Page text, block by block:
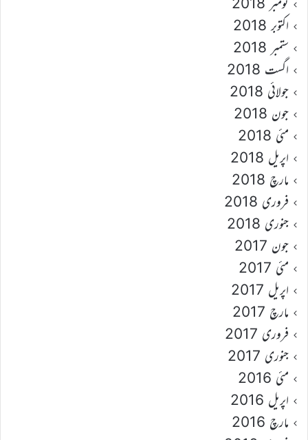
اکتوبر 2018
ستمبر 2018
اگست 2018
جولائی 2018
جون 2018
مئی 2018
اپریل 2018
مارچ 2018
فروری 2018
جنوری 2018
جون 2017
مئی 2017
اپریل 2017
مارچ 2017
فروری 2017
جنوری 2017
مئی 2016
اپریل 2016
مارچ 2016